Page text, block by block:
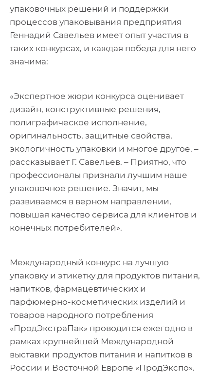
упаковочных решений и поддержки
процессов упаковывания предприятия
Геннадий Савельев имеет опыт участия в
таких конкурсах, и каждая победа для него
значима:
«Экспертное жюри конкурса оценивает
дизайн, конструктивные решения,
полиграфическое исполнение,
оригинальность, защитные свойства,
экологичность упаковки и многое другое, –
рассказывает Г. Савельев. – Приятно, что
профессионалы признали лучшим наше
упаковочное решение. Значит, мы
развиваемся в верном направлении,
повышая качество сервиса для клиентов и
конечных потребителей».
Международный конкурс на лучшую
упаковку и этикетку для продуктов питания,
напитков, фармацевтических и
парфюмерно-косметических изделий и
товаров народного потребления
«ПродЭкстраПак» проводится ежегодно в
рамках крупнейшей Международной
выставки продуктов питания и напитков в
России и Восточной Европе «ПродЭкспо».